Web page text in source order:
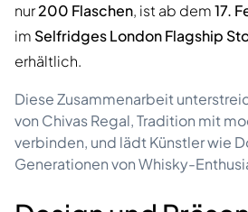
nur200 Flaschen, ist ab dem17.
im Selfridges London Flagship
erhältlich.
Diese Zusammenarbeit
von Chivas Regal, Tradition mit
verbinden, und lädt Künstler wie
Generationen von Whisky-